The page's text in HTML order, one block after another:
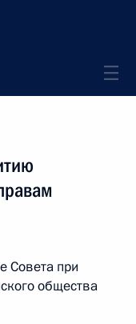
Совета при
общества